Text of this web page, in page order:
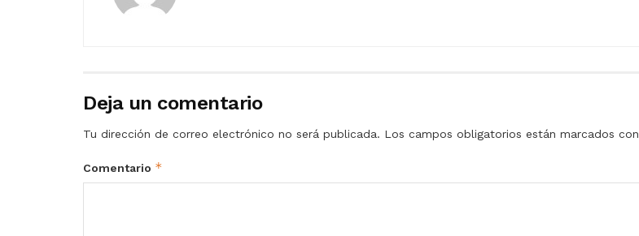
Deja un comentario
Tu dirección de correo electrónico no será publicada. Los campos obligatorios están marcados con
Comentario *